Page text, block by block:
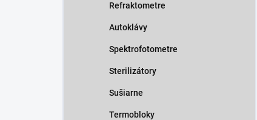
Refraktometre
Autoklávy
Spektrofotometre
Sterilizátory
Sušiarne
Termobloky